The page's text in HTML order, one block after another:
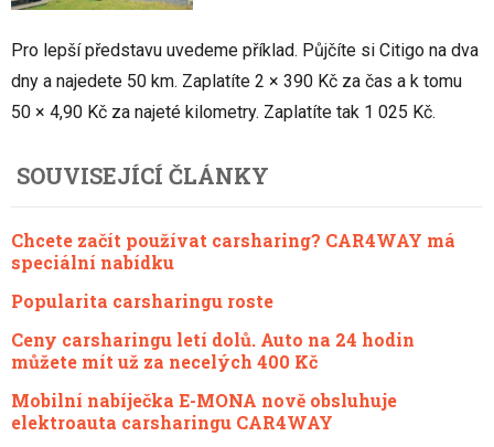
Pro lepší představu uvedeme příklad. Půjčíte si Citigo na dva
dny a najedete 50 km. Zaplatíte 2 × 390 Kč za čas a k tomu
50 × 4,90 Kč za najeté kilometry. Zaplatíte tak 1 025 Kč.
SOUVISEJÍCÍ ČLÁNKY
Chcete začít používat carsharing? CAR4WAY má
speciální nabídku
Popularita carsharingu roste
Ceny carsharingu letí dolů. Auto na 24 hodin
můžete mít už za necelých 400 Kč
Mobilní nabíječka E-MONA nově obsluhuje
elektroauta carsharingu CAR4WAY